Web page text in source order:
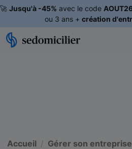
🚀 Jusqu'à -45% avec le code
ou 3 ans + création
Accueil Gérer son entreprise